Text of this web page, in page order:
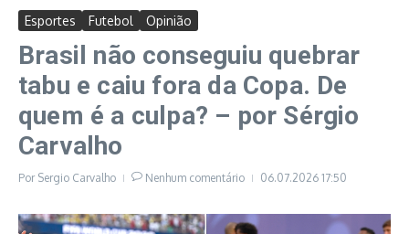
Esportes Futebol Opinião
Brasil não conseguiu quebrar
tabu e caiu fora da Copa. De
quem é a culpa? – por Sérgio
Carvalho
Por Sergio Carvalho Nenhum comentário 06.07.2026 17:50